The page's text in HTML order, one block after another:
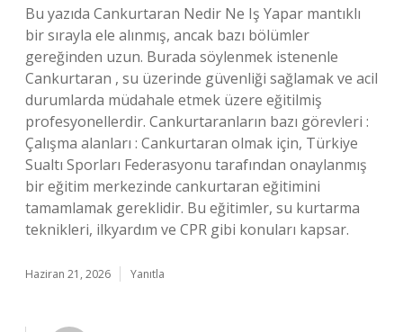
Bu yazıda Cankurtaran Nedir Ne Iş Yapar mantıklı
bir sırayla ele alınmış, ancak bazı bölümler
gereğinden uzun. Burada söylenmek istenenle
Cankurtaran , su üzerinde güvenliği sağlamak ve acil
durumlarda müdahale etmek üzere eğitilmiş
profesyonellerdir. Cankurtaranların bazı görevleri :
Çalışma alanları : Cankurtaran olmak için, Türkiye
Sualtı Sporları Federasyonu tarafından onaylanmış
bir eğitim merkezinde cankurtaran eğitimini
tamamlamak gereklidir. Bu eğitimler, su kurtarma
teknikleri, ilkyardım ve CPR gibi konuları kapsar.
Haziran 21, 2026 Yanıtla